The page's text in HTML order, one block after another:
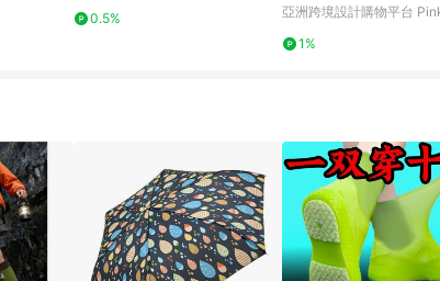
0.5%
亞洲跨境設計購物平台
1%